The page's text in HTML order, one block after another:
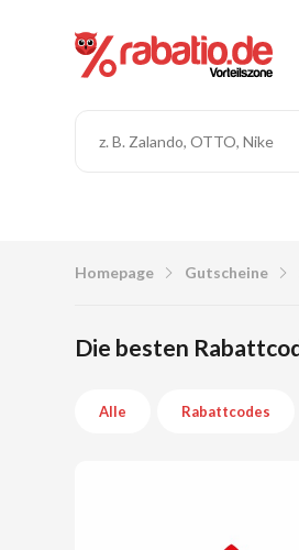
Homepage Gutscheine
Die besten
Alle Rabattcodes